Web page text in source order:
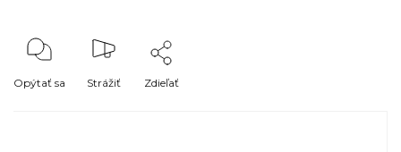
Opýtať sa Strážiť Zdieľať